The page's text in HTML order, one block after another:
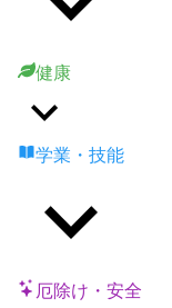
健康
学業・技能
厄除け・安全